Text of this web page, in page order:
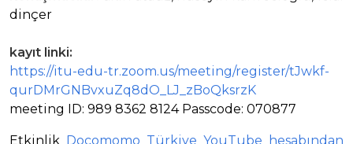
dinçer
kayıt linki:
https://itu-edu-tr.zoom.us/meeting/register/tJwkf-
qurDMrGNBvxuZq8dO_LJ_zBoQksrzK
meeting ID: 989 8362 8124 Passcode: 070877
Etkinlik Docomomo Türkiye YouTube hesabından